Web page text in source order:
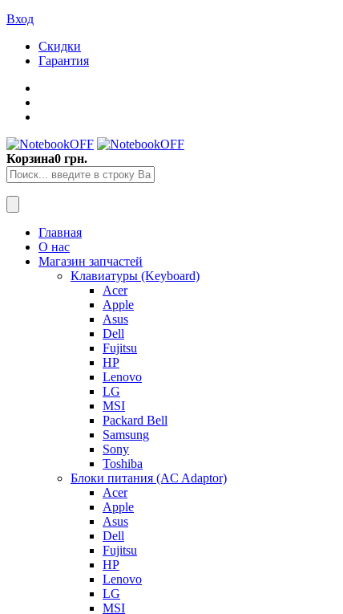
Вход
Скидки
Гарантия
Корзина0 грн.
Главная
О нас
Магазин запчастей
Клавиатуры (Keyboard)
Acer
Apple
Asus
Dell
Fujitsu
HP
Lenovo
LG
MSI
Packard Bell
Samsung
Sony
Toshiba
Блоки питания (AC Adaptor)
Acer
Apple
Asus
Dell
Fujitsu
HP
Lenovo
LG
MSI